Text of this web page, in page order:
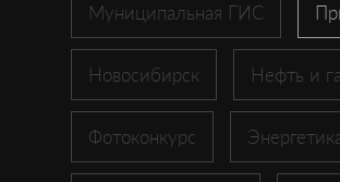
Муниципальная ГИС
Новосибирск Нефть и
Фотоконкурс